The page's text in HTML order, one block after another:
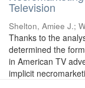
Television
Shelton, Amiee J.;
Thanks to the
determined the
in American TV
implicit